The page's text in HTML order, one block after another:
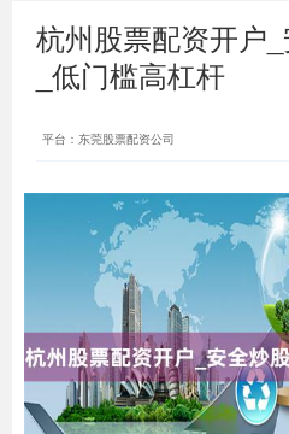
杭州股票配资开户
_低门槛高杠杆
平台：东莞股票配资公司